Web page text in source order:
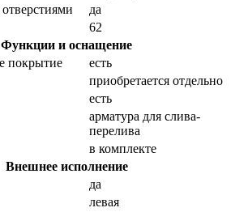
да
62
Функции и оснащение
покрытие
есть
приобретается отдельно
есть
арматура для слива-
перелива
в комплекте
Внешнее исполнение
да
левая